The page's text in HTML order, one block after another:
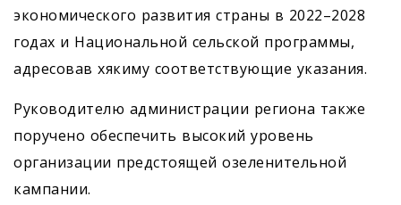
экономического развития страны в 2022–2028
годах и Национальной сельской программы,
адресовав хякиму соответствующие указания.
Руководителю администрации региона также
поручено обеспечить высокий уровень
организации предстоящей озеленительной
кампании.